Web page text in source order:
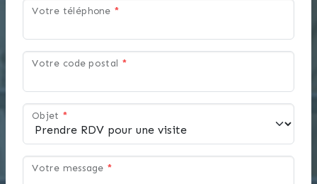
Votre téléphone *
Votre code postal *
Objet *
Votre message *